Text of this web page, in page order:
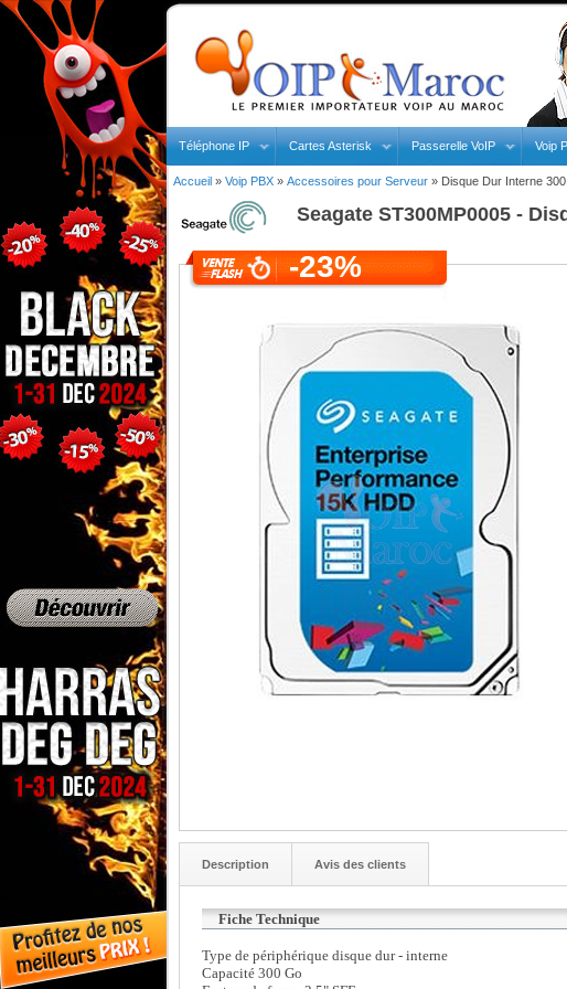
Téléphone IP Cartes Asterisk Passerelle VoIP Voip
Accueil» Voip PBX» Accessoires pour Serveur» Disque Dur Interne
Seagate ST300MP0005 -
-23%
Description Avis des clients
Fiche Technique
Type de périphérique disque dur - interne
Capacité 300 Go